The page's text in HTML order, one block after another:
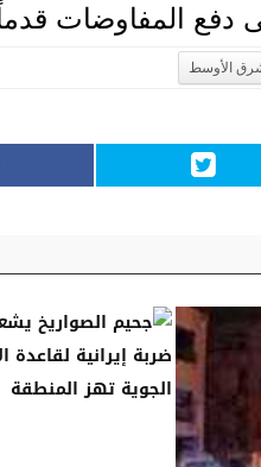
دفع المفاوضات
الأوسط